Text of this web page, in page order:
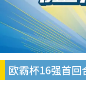
欧霸杯16强首回